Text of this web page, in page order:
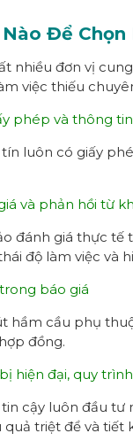
Để
nhiều đơn vị
việc thiếu
phép và thông
luôn có giấy
và phản hồi từ
đánh giá thực tế
độ làm việc và
báo giá
hầm cầu phụ
đồng.
hiện đại, quy
cậy luôn đầu tư
triệt để và tiết